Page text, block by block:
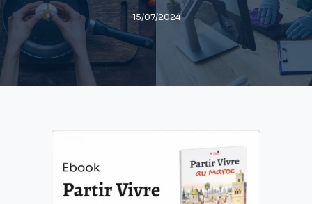
15/07/2024